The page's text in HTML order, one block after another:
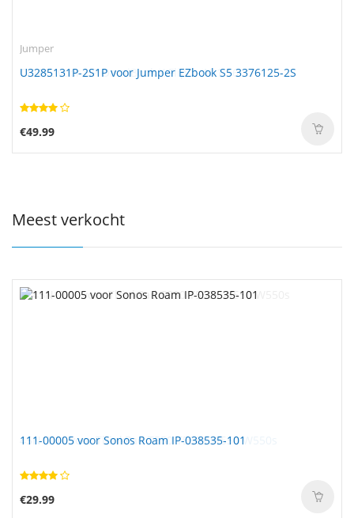
Jumper
U3285131P-2S1P voor Jumper EZbook S5 3376125-2S
€49.99
Meest verkocht
111-00005 voor Sonos Roam IP-038535-101
€29.99